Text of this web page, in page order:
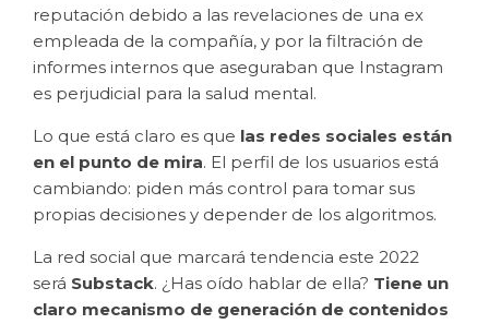
reputación debido a las revelaciones de una ex
empleada de la compañía, y por la filtración de
informes internos que aseguraban que Instagram
es perjudicial para la salud mental.
Lo que está claro es que las redes sociales están
en el punto de mira. El perfil de los usuarios está
cambiando: piden más control para tomar sus
propias decisiones y depender de los algoritmos.
La red social que marcará tendencia este 2022
será Substack. ¿Has oído hablar de ella? Tiene un
claro mecanismo de generación de contenidos